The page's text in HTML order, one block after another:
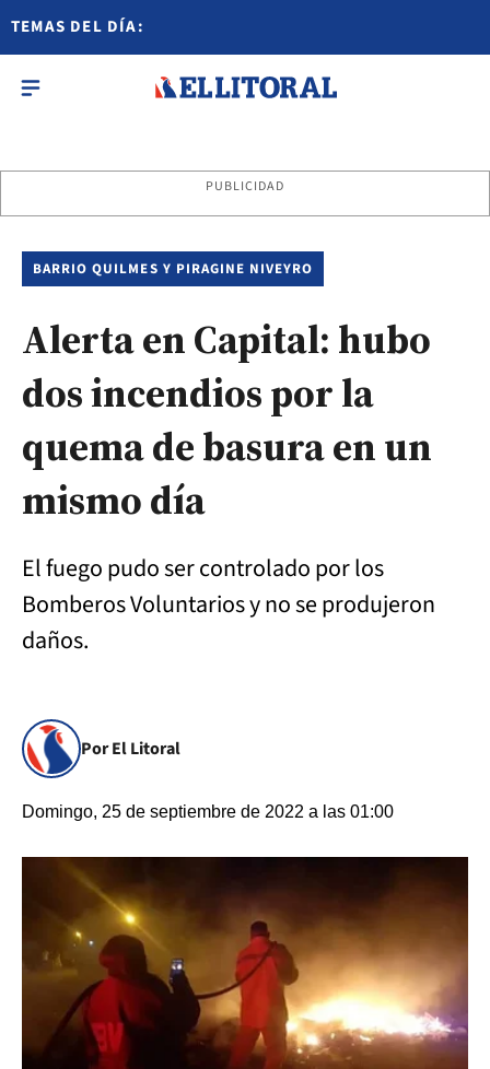
TEMAS DEL DÍA:
PUBLICIDAD
BARRIO QUILMES Y PIRAGINE NIVEYRO
Alerta en Capital: hubo
dos incendios por la
quema de basura en un
mismo día
El fuego pudo ser controlado por los
Bomberos Voluntarios y no se produjeron
daños.
Por El Litoral
Domingo, 25 de septiembre de 2022 a las 01:00